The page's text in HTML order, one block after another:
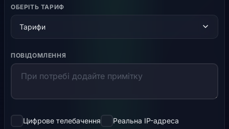
ОБЕРІТЬ ТАРИФ
Тарифи
ПОВІДОМЛЕННЯ
Цифрове телебачення
Реальна IP-адреса